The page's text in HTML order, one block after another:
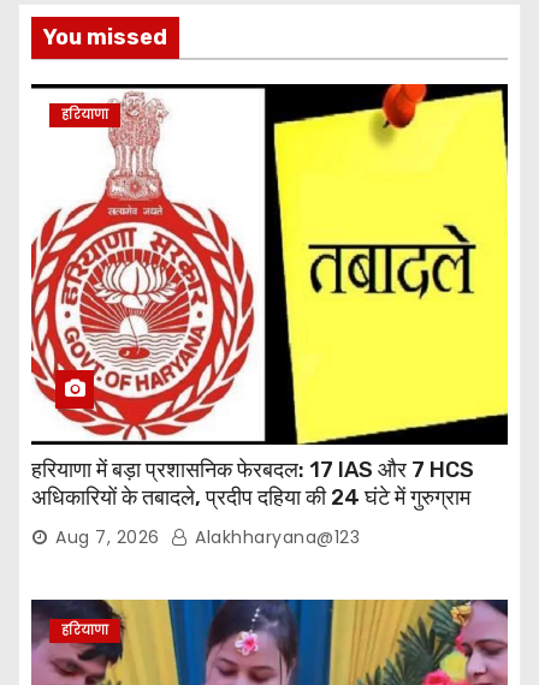
You missed
हरियाणा
हरियाणा में बड़ा प्रशासनिक फेरबदल: 17 IAS और 7 HCS
अधिकारियों के तबादले, प्रदीप दहिया की 24 घंटे में गुरुग्राम
वापसीAug 7, 2026 Alakhharyana@123
हरियाणा